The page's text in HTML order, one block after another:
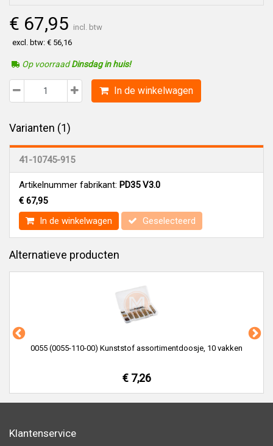
€ 67,95 incl. btw
excl. btw: € 56,16
Op voorraadDinsdag in huis!
In de winkelwagen
Varianten (1)
41-10745-915
Artikelnummer fabrikant: PD35 V3.0
€ 67,95
In de winkelwagen
Geselecteerd
Alternatieve producten
0055 (0055-110-00) Kunststof assortimentdoosje, 10 vakken
€ 7,26
Klantenservice